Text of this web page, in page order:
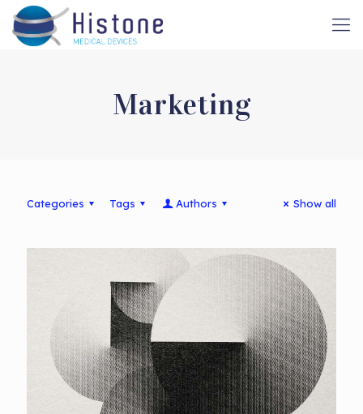
Marketing
Categories Tags Authors Show all